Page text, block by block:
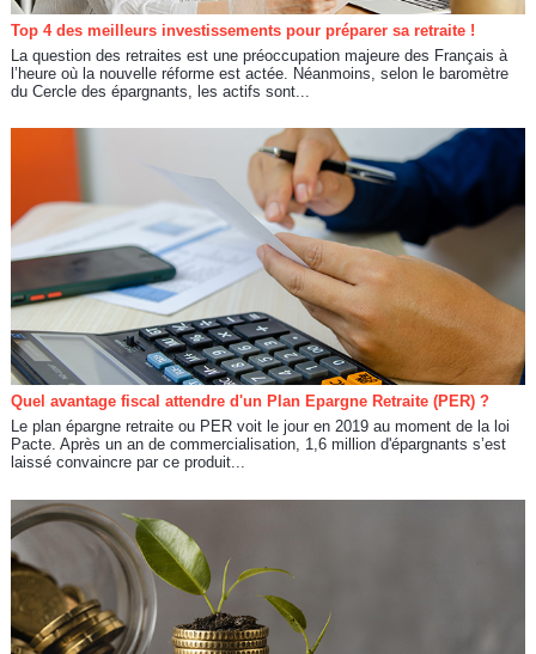
Top 4 des meilleurs investissements pour préparer sa retraite !
La question des retraites est une préoccupation majeure des Français à
l’heure où la nouvelle réforme est actée. Néanmoins, selon le baromètre
du Cercle des épargnants, les actifs sont...
Quel avantage fiscal attendre d'un Plan Epargne Retraite (PER) ?
Le plan épargne retraite ou PER voit le jour en 2019 au moment de la loi
Pacte. Après un an de commercialisation, 1,6 million d'épargnants s’est
laissé convaincre par ce produit...